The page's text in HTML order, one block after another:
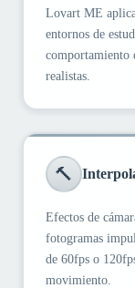
Lovart ME
entornos de
comportamiento
realistas.
🔨
Efectos de
fotogramas
de 60fps o
movimiento.